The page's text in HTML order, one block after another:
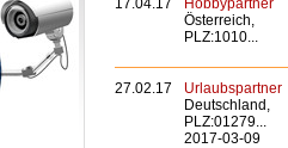
17.04.17
Hobbypartner
Österreich,
PLZ:1010...
27.02.17
Urlaubspartner
Deutschland,
PLZ:01279...
2017-03-09